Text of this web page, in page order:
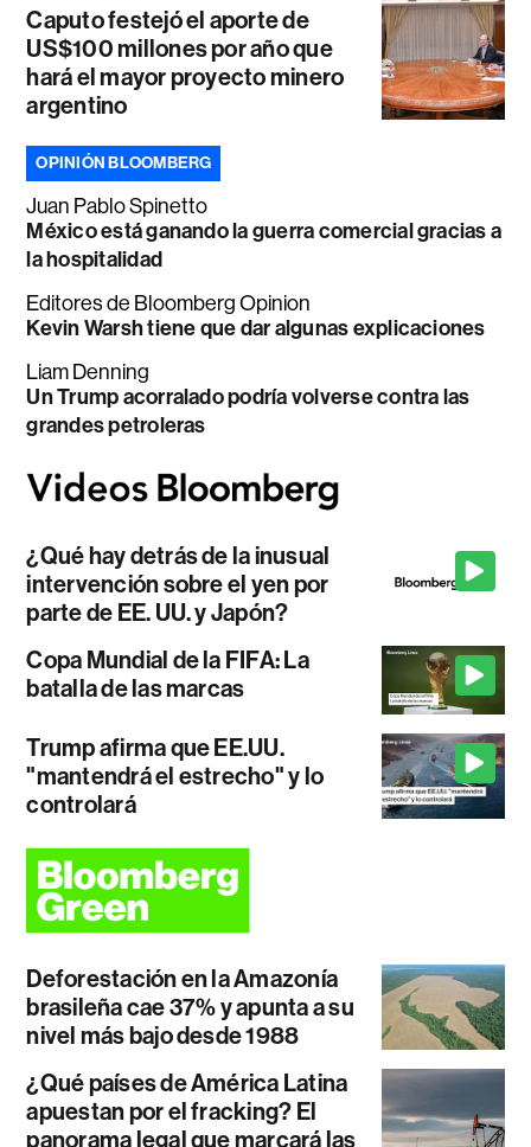
Caputo festejó el aporte de
US$100 millones por año que
hará el mayor proyecto minero
argentino
OPINIÓN BLOOMBERG
Juan Pablo Spinetto
México está ganando la guerra comercial gracias a
la hospitalidad
Editores de Bloomberg Opinion
Kevin Warsh tiene que dar algunas explicaciones
Liam Denning
Un Trump acorralado podría volverse contra las
grandes petroleras
¿Qué hay detrás de la inusual
intervención sobre el yen por
parte de EE. UU. y Japón?
Copa Mundial de la FIFA: La
batalla de las marcas
Trump afirma que EE.UU.
"mantendrá el estrecho" y lo
controlará
Deforestación en la Amazonía
brasileña cae 37% y apunta a su
nivel más bajo desde 1988
¿Qué países de América Latina
apuestan por el fracking? El
panorama legal que marcará las